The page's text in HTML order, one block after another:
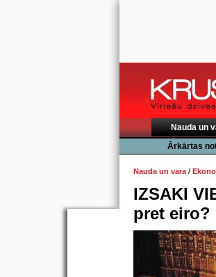
Nauda un
Ārkārtas
Nauda un vara/
IZSAKI
pret eiro?